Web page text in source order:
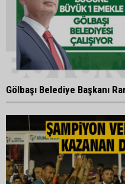
Gölbaşı Belediye Başkanı